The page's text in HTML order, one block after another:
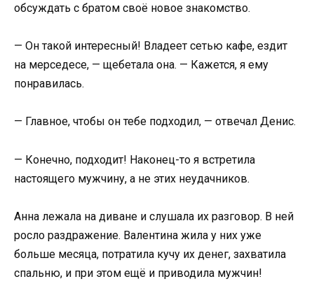
обсуждать с братом своё новое знакомство.
— Он такой интересный! Владеет сетью кафе, ездит
на мерседесе, — щебетала она. — Кажется, я ему
понравилась.
— Главное, чтобы он тебе подходил, — отвечал Денис.
— Конечно, подходит! Наконец-то я встретила
настоящего мужчину, а не этих неудачников.
Анна лежала на диване и слушала их разговор. В ней
росло раздражение. Валентина жила у них уже
больше месяца, потратила кучу их денег, захватила
спальню, и при этом ещё и приводила мужчин!